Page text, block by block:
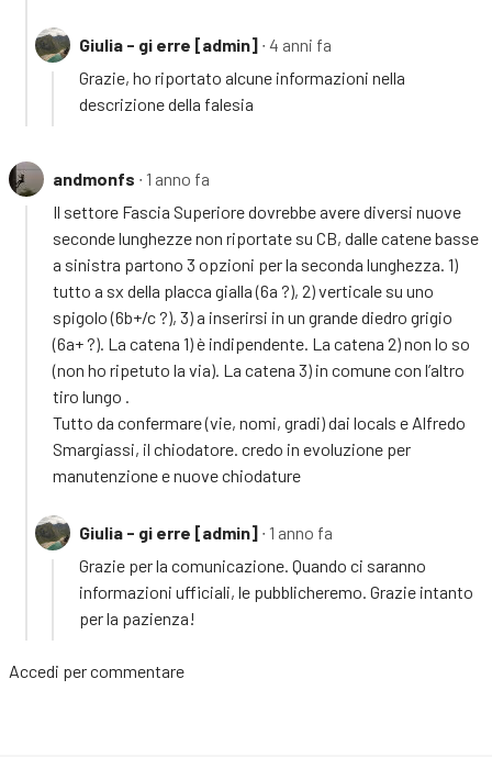
Giulia - gi erre [admin] ∙ 4 anni fa
Grazie, ho riportato alcune informazioni nella
descrizione della falesia
andmonfs ∙ 1 anno fa
Il settore Fascia Superiore dovrebbe avere diversi nuove
seconde lunghezze non riportate su CB, dalle catene basse
a sinistra partono 3 opzioni per la seconda lunghezza. 1)
tutto a sx della placca gialla (6a ?), 2) verticale su uno
spigolo (6b+/c ?), 3) a inserirsi in un grande diedro grigio
(6a+ ?). La catena 1) è indipendente. La catena 2) non lo so
(non ho ripetuto la via). La catena 3) in comune con l’altro
tiro lungo .
Tutto da confermare (vie, nomi, gradi) dai locals e Alfredo
Smargiassi, il chiodatore. credo in evoluzione per
manutenzione e nuove chiodature
Giulia - gi erre [admin] ∙ 1 anno fa
Grazie per la comunicazione. Quando ci saranno
informazioni ufficiali, le pubblicheremo. Grazie intanto
per la pazienza!
Accedi per commentare